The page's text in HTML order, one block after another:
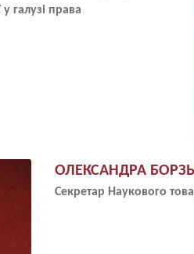
галузі права
ОЛЕКСАНДРА
Секретар Наукового